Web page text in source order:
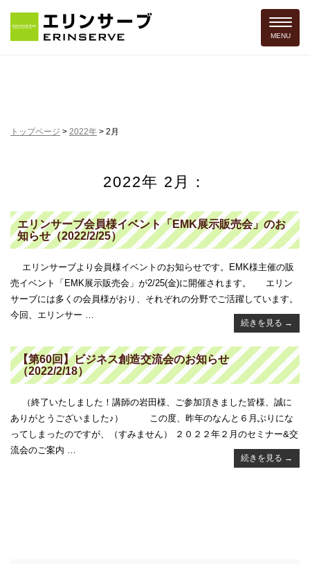
Toggle
MENU
トップページ > 2022年 > 2月
2022年 2月：
エリンサーブ会員様イベント「EMK展示販売会」のお
知らせ（2022/2/25）
エリンサーブより会員様イベントのお知らせです。EMK様主催の販
売イベント「EMK展示販売会」が2/25(金)に開催されます。 エリン
サーブには多くの会員様がおり、それぞれの分野でご活躍しています。
今回、エリンサー …
続きを見る →
【第60回】ビジネス創造交流会のお知らせ
（2022/2/18）
（終了いたしました！講師の岩田様、ご参加頂きました皆様、誠に
ありがとうございました♪） この度、昨年のなんと６月ぶりにな
ってしまったのですが、（すみません） ２０２２年２月のセミナー&交
流会のご案内 …
続きを見る →